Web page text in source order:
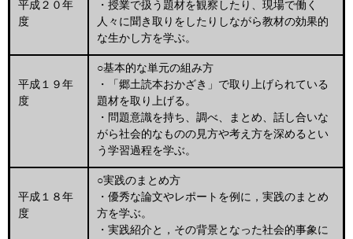
平成２０年
度
・授業で扱う題材を観察したり、現場で働く
人々に聞き取りをしたりしながら教材の効果的
な生かし方を学ぶ。
平成１９年
度
○基本的な単元の組み方
・「郷土読本おかざき」で取り上げられている
題材を取り上げる。
・問題意識を持ち、調べ、まとめ、話し合いな
がら社会的なものの見方や考え方を深めるとい
う学習過程を学ぶ。
平成１８年
度
○実践のまとめ方
・優秀な論文やレポートを例に，実践のまとめ
方を学ぶ。
・実践紹介と，その背景となった社会的事象に